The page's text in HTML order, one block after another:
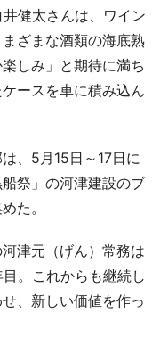
健太さんは、ワイン
ざまな酒類の海底熟
しみ」と期待に満ち
ースを車に積み込ん
、5月15日～17日に
祭」の河津建設のブ
た。
津元（げん）常務は
。これからも継続し
、新しい価値を作っ